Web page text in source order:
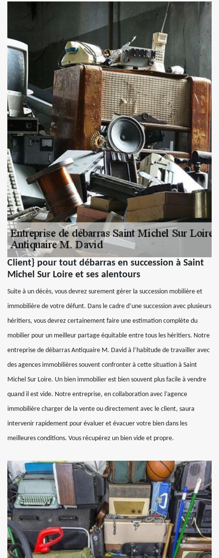
Client} pour tout débarras en succession à Saint
Michel Sur Loire et ses alentours
Suite à un décès, vous devrez surement gérer la succession mobilière et
immobilière de votre défunt. Dans le cadre d’une succession avec plusieurs
héritiers, vous devrez certainement faire une estimation complète du
mobilier pour un meilleur partage équitable entre tous les héritiers. Notre
entreprise de débarras Antiquaire M. David à l’habitude de travailler avec
des agences immobilières souvent confronter à cette situation à Saint
Michel Sur Loire. Un bien immobilier est bien souvent plus facile à vendre
quand il est vide. Notre entreprise, en collaboration avec l’agence
immobilière charger de la vente ou directement avec le client, saura
intervenir rapidement pour évaluer et évacuer votre bien dans les
meilleures conditions. Vous récupérez un bien vide et propre.